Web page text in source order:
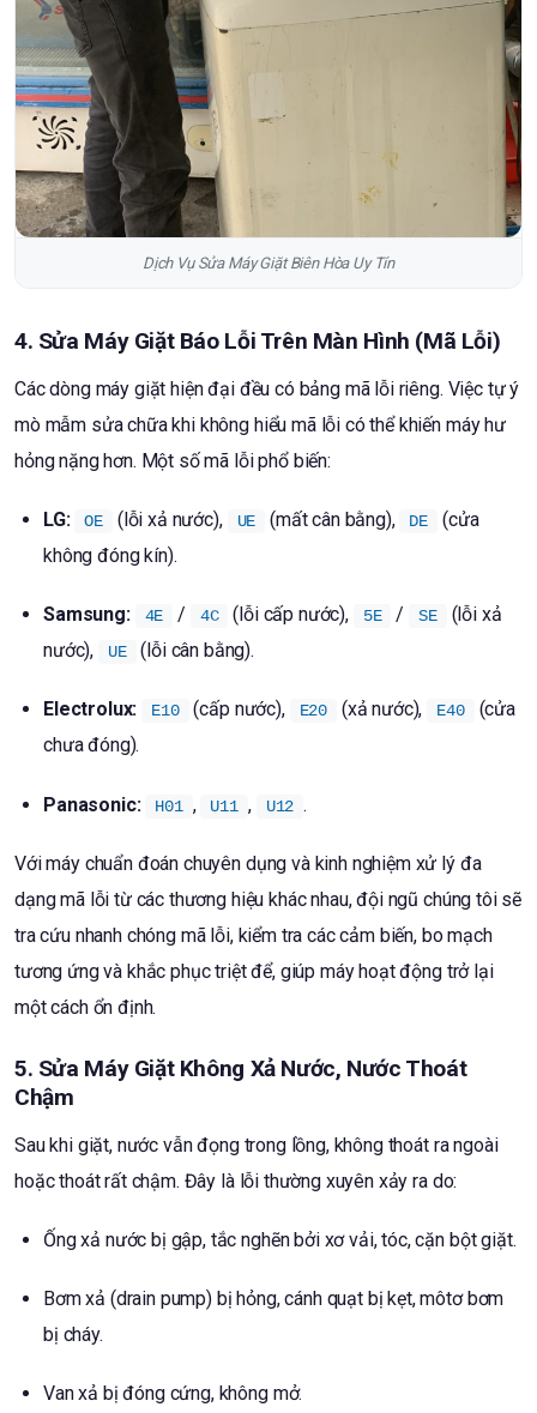
Dịch Vụ Sửa Máy Giặt Biên Hòa Uy Tín
4. Sửa Máy Giặt Báo Lỗi Trên Màn Hình (Mã Lỗi)
Các dòng máy giặt hiện đại đều có bảng mã lỗi riêng. Việc tự ý
mò mẫm sửa chữa khi không hiểu mã lỗi có thể khiến máy hư
hỏng nặng hơn. Một số mã lỗi phổ biến:
LG: OE (lỗi xả nước), UE (mất cân bằng), DE
(cửa
không đóng kín).
Samsung: 4E / 4C (lỗi cấp nước), 5E / SE
(lỗi xả
nước),
UE (lỗi cân bằng).
Electrolux: E10 (cấp nước), E20 (xả nước), E40
(cửa
chưa đóng).
Panasonic: H01 , U11 , U12 .
Với máy chuẩn đoán chuyên dụng và kinh nghiệm xử lý đa
dạng mã lỗi từ các thương hiệu khác nhau, đội ngũ chúng tôi sẽ
tra cứu nhanh chóng mã lỗi, kiểm tra các cảm biến, bo mạch
tương ứng và khắc phục triệt để, giúp máy hoạt động trở lại
một cách ổn định.
5. Sửa Máy Giặt Không Xả Nước, Nước Thoát
Chậm
Sau khi giặt, nước vẫn đọng trong lồng, không thoát ra ngoài
hoặc thoát rất chậm. Đây là lỗi thường xuyên xảy ra do:
Ống xả nước bị gập, tắc nghẽn bởi xơ vải, tóc, cặn bột giặt.
Bơm xả (drain pump) bị hỏng, cánh quạt bị kẹt, môtơ bơm
bị cháy.
Van xả bị đóng cứng, không mở.